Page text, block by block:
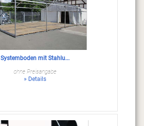
Systemboden mit Stahlu...
ohne Preisangabe
» Details